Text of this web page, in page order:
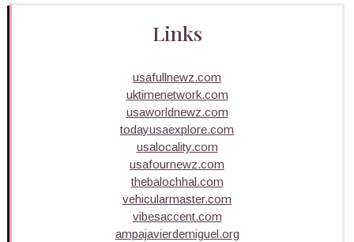
Links
usafullnewz.com
uktimenetwork.com
usaworldnewz.com
todayusaexplore.com
usalocality.com
usafournewz.com
thebalochhal.com
vehicularmaster.com
vibesaccent.com
ampajavierdemiguel.org